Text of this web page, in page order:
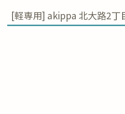
[軽専用] akippa 北大路2丁